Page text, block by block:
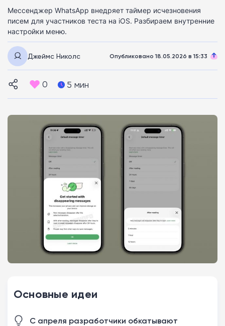
Мессенджер WhatsApp внедряет таймер исчезновения
писем для участников теста на iOS. Разбираем внутренние
настройки меню.
Джеймс Николс Опубликовано 18.05.2026 в 15:33
0 5 мин
Основные идеи
С апреля разработчики обкатывают